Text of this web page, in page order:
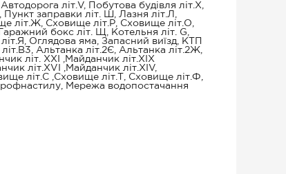
літ.V, Побутова будівля літ.Х,
заправки літ. Ш, Лазня літ.Л,
літ.Ж, Сховище літ.Р, Сховище літ.О,
бокс літ. Щ, Котельня літ. G,
Оглядова яма, Запасний виїзд, КТП
Альтанка літ.2Є, Альтанка літ.2Ж,
літ. XXI ,Майданчик літ.XIX
літ.ХVІ ,Майданчик літ.ХІV,
літ.С ,Сховище літ.Т, Сховище літ.Ф,
Мережа водопостачання